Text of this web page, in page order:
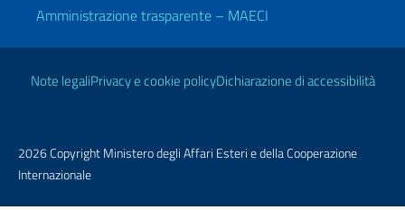
Amministrazione trasparente – MAECI
Link Utili
Note legaliPrivacy e cookie policyDichiarazione di accessibilità
2026 Copyright Ministero degli Affari Esteri e della Cooperazione
Internazionale